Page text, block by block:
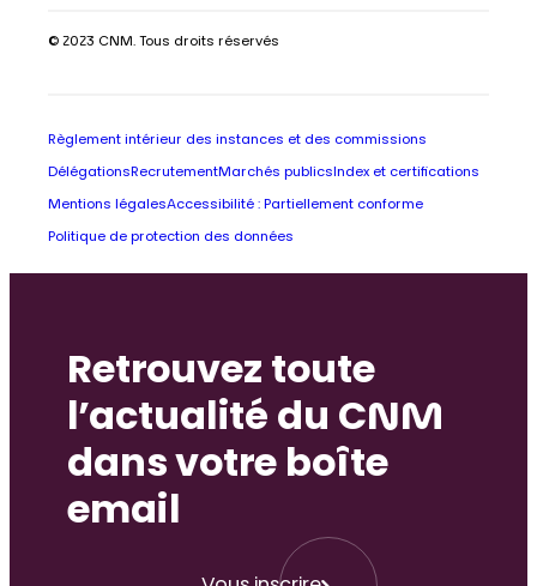
© 2023 CNM. Tous droits réservés
Règlement intérieur des instances et des commissions
Délégations RecrutementMarchés publics Index et certifications
Mentions légalesAccessibilité : Partiellement conforme
Politique de protection des données
Retrouvez toute
l’actualité du CNM
dans votre boîte
email